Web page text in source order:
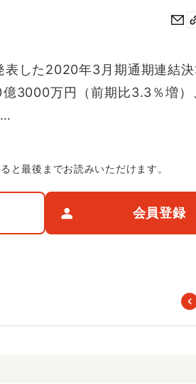
した2020年3月期通期連結決
3000万円（前期比3.3％増）
と最後までお読みいただけます。
会員登録